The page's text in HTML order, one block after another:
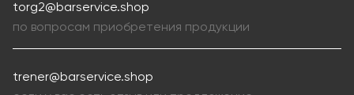
torg2@barservice.shop
по вопросам приобретения продукции
trener@barservice.shop